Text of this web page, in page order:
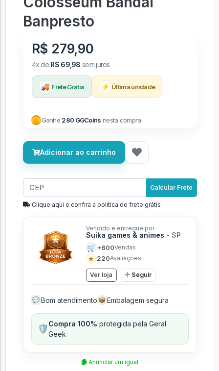
Banpresto
R$ 279,90
4x de R$ 69,98 sem juros
🚚 Frete Grátis ⚡ Última unidade
Ganhe 280 GGCoins nesta compra
Adicionar ao carrinho
Calcular Frete
Clique aqui e confira a politíca de frete grátis
Vendido e entregue por
Suika games & animes - SP
🛒 +600Vendas
★ 220Avaliações
Ver loja Seguir
💬 Bom atendimento 📦 Embalagem segura
🛡️Compra 100% protegida pela Geral
Geek
Anunciar um igual